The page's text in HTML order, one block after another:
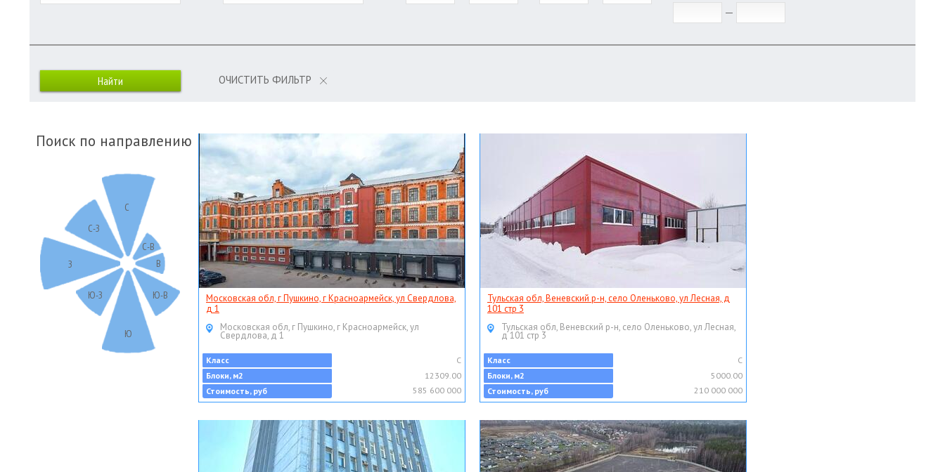
ОЧИСТИТЬ ФИЛЬТР
Поиск по направлению
С
С-В
В
Ю-В
Ю
Ю-З
З
С-З
Московская обл, г Пушкино, г Красноармейск, ул Свердлова,
д 1
Московская обл, г Пушкино, г Красноармейск, ул
Свердлова, д 1
Класс
C
Блоки, м2
12309.00
Стоимость, руб
585 600 000
Тульская обл, Веневский р-н, село Оленьково, ул Лесная, д
101 стр 3
Тульская обл, Веневский р-н, село Оленьково, ул Лесная,
д 101 стр 3
Класс
C
Блоки, м2
5000.00
Стоимость, руб
210 000 000